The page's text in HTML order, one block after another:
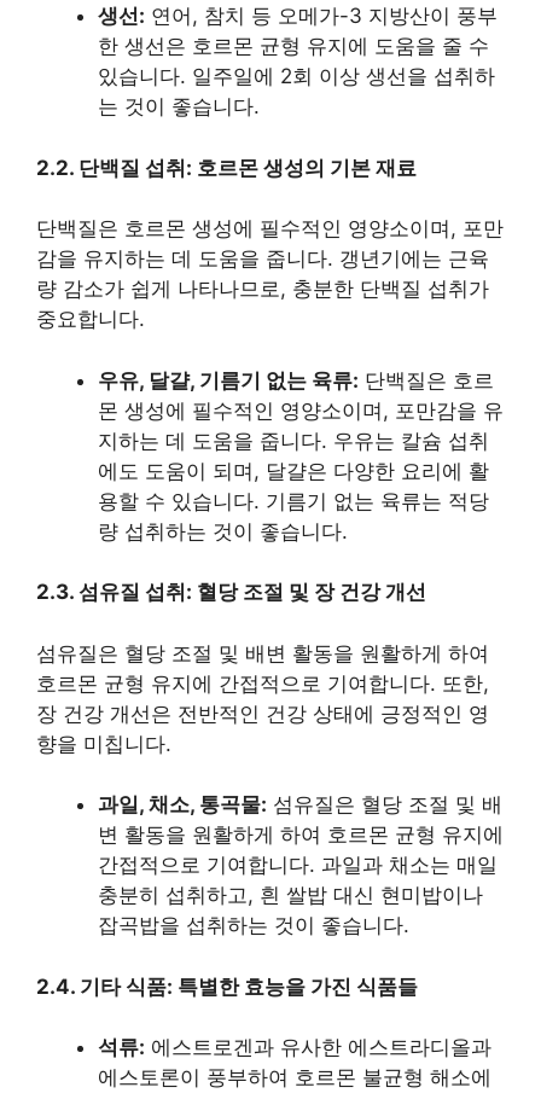
생선: 연어, 참치 등 오메가-3 지방산이 풍부
한 생선은 호르몬 균형 유지에 도움을 줄 수
있습니다. 일주일에 2회 이상 생선을 섭취하
는 것이 좋습니다.
2.2. 단백질 섭취: 호르몬 생성의 기본 재료
단백질은 호르몬 생성에 필수적인 영양소이며, 포만
감을 유지하는 데 도움을 줍니다. 갱년기에는 근육
량 감소가 쉽게 나타나므로, 충분한 단백질 섭취가
중요합니다.
우유, 달걀, 기름기 없는 육류: 단백질은 호르
몬 생성에 필수적인 영양소이며, 포만감을 유
지하는 데 도움을 줍니다. 우유는 칼슘 섭취
에도 도움이 되며, 달걀은 다양한 요리에 활
용할 수 있습니다. 기름기 없는 육류는 적당
량 섭취하는 것이 좋습니다.
2.3. 섬유질 섭취: 혈당 조절 및 장 건강 개선
섬유질은 혈당 조절 및 배변 활동을 원활하게 하여
호르몬 균형 유지에 간접적으로 기여합니다. 또한,
장 건강 개선은 전반적인 건강 상태에 긍정적인 영
향을 미칩니다.
과일, 채소, 통곡물: 섬유질은 혈당 조절 및 배
변 활동을 원활하게 하여 호르몬 균형 유지에
간접적으로 기여합니다. 과일과 채소는 매일
충분히 섭취하고, 흰 쌀밥 대신 현미밥이나
잡곡밥을 섭취하는 것이 좋습니다.
2.4. 기타 식품: 특별한 효능을 가진 식품들
석류: 에스트로겐과 유사한 에스트라디올과
에스토론이 풍부하여 호르몬 불균형 해소에